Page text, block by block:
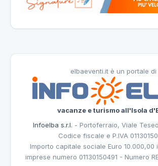
elbaeventi.it è un portale di
vacanze e turismo all'Isola
Infoelba s.r.l. - Portoferraio, Viale
Codice fiscale e P.IVA
Importo capitale sociale Euro 10.000,00
imprese numero 01130150491 - Numero